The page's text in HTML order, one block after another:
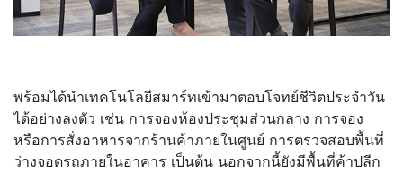
พร้อมได้นำเทคโนโลยีสมาร์ทเข้ามาตอบโจทย์ชีวิตประจำวัน
ได้อย่างลงตัว เช่น การจองห้องประชุมส่วนกลาง การจอง
หรือการสั่งอาหารจากร้านค้าภายในศูนย์ การตรวจสอบพื้นที่
ว่างจอดรถภายในอาคาร เป็นต้น นอกจากนี้ยังมีพื้นที่ค้าปลีก